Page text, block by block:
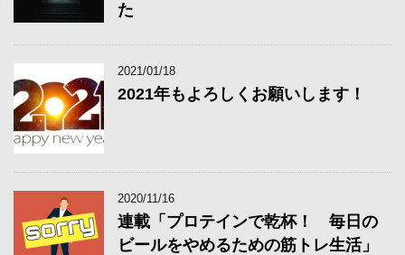
た
2021/01/18
2021年もよろしくお願いします！
2020/11/16
連載「プロテインで乾杯！ 毎日の
ビールをやめるための筋トレ生活」